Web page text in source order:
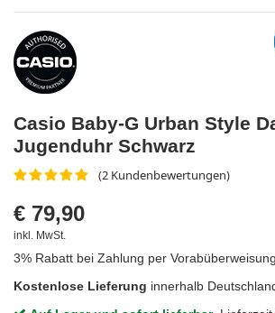
Casio Baby-G Urban Style
Jugenduhr Schwarz
5,0 von 5 Sternen(2 Kundenbewertungen)
€ 79,90
inkl. MwSt.
3% Rabatt bei Zahlung per Vorabüberweisung
Kostenlose Lieferung innerhalb